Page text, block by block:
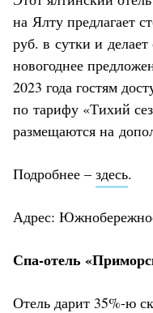
на Ялту предлагает
руб. в сутки и
новогоднее
2023 года гостям
по тарифу «Тихий
размещаются на
Подробнее – здесь.
Адрес:
Спа-отель
Отель дарит 35%-ю